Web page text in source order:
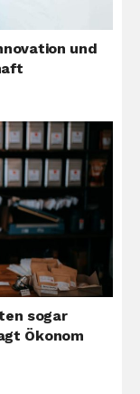
und
sogar
Ökonom